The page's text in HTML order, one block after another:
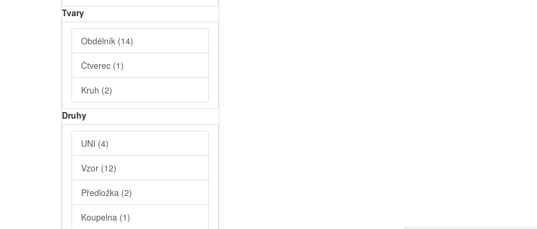
Tvary
Obdélník (14)
Čtverec (1)
Kruh (2)
Druhy
UNI (4)
Vzor (12)
Předložka (2)
Koupelna (1)